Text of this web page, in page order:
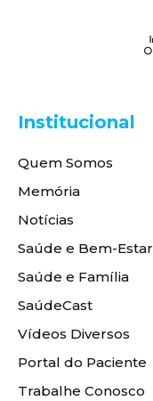
Institucional
Quem Somos
Memória
Notícias
Saúde e Bem-Estar
Saúde e Família
SaúdeCast
Vídeos Diversos
Portal do Paciente
Trabalhe Conosco